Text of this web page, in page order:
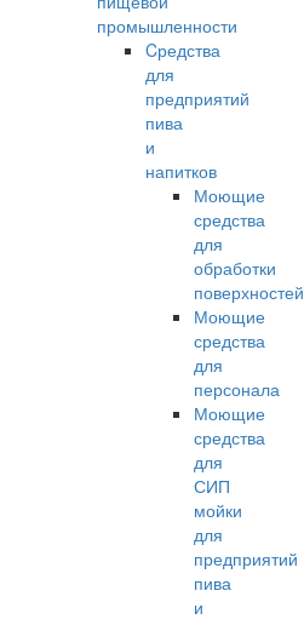
промышленности
Cредства
для
предприятий
пива
и
напитков
Моющие
средства
для
обработки
поверхностей
Моющие
средства
для
персонала
Моющие
средства
для
СИП
мойки
для
предприятий
пива
и